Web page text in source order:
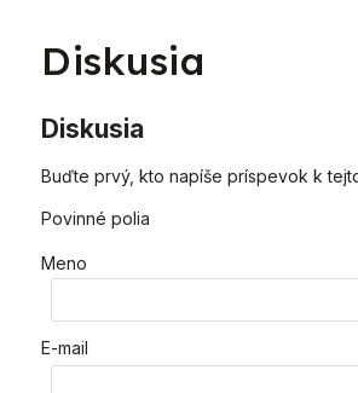
Diskusia
Diskusia
Buďte prvý, kto napíše príspevok k
Povinné polia
Meno
E-mail